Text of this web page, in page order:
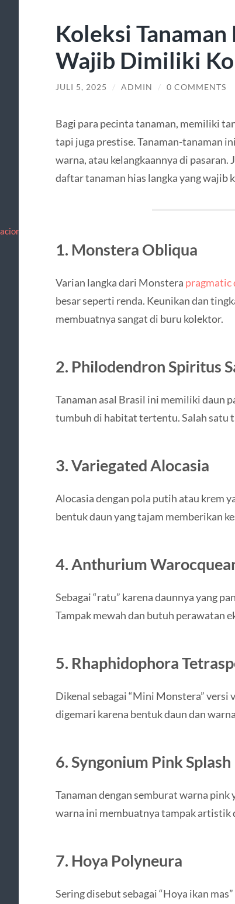
Koleksi
Wajib Dimiliki
JULI 5, 2025 / ADMIN / 0 COMMENTS
Bagi para pecinta tanaman, memiliki
tapi juga prestise. Tanaman-tanaman
warna, atau kelangkaannya di
daftar tanaman hias langka yang wajib
1. Monstera Obliqua
Varian langka dari Monstera pragmatic
besar seperti renda. Keunikan dan
membuatnya sangat di buru kolektor.
2. Philodendron Spiritus
Tanaman asal Brasil ini memiliki daun
tumbuh di habitat tertentu. Salah satu
3.Variegated Alocasia
Alocasia dengan pola putih atau krem
bentuk daun yang tajam memberikan
4.Anthurium
Sebagai “ratu” karena daunnya yang
Tampak mewah dan butuh perawatan
5. Rhaphidophora
Dikenal sebagai “Mini Monstera” versi
digemari karena bentuk daun dan
6.Syngonium Pink Splash
Tanaman dengan semburat warna
warna ini membuatnya tampak artistik
7. Hoya Polyneura
Sering disebut sebagai “Hoya ikan